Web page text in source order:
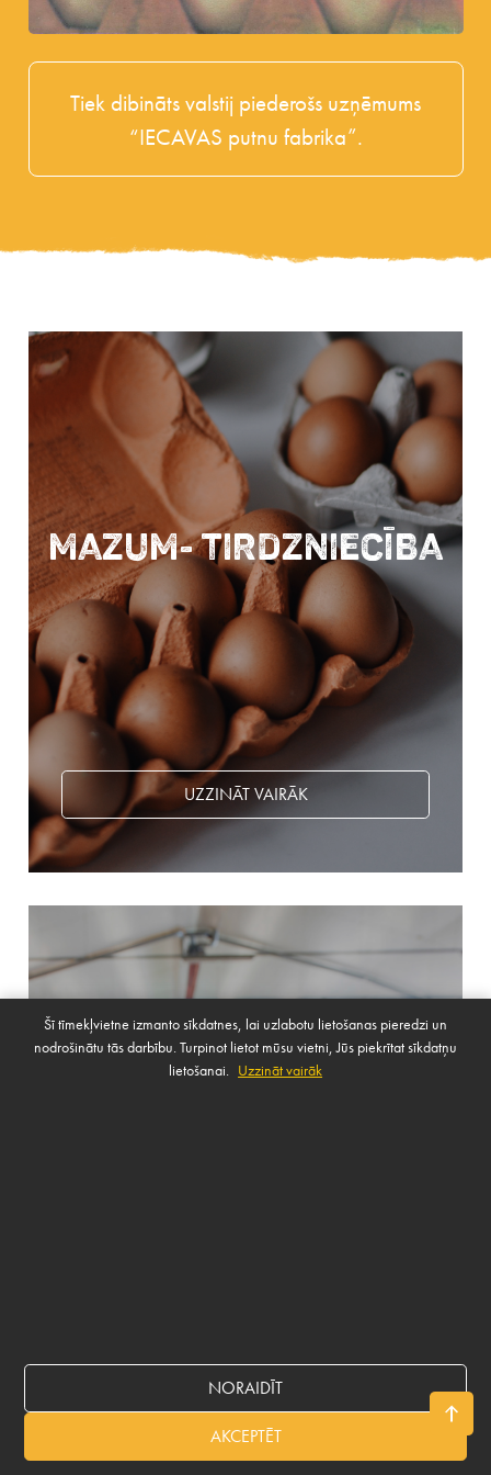
Tiek dibināts valstij piederošs uzņēmums
“IECAVAS putnu fabrika”.
Sākta būvniecība daudzstāvu vistu novietnēm
ar mūsdienīgu olu savākšanas un
transportēšanas sistēmu. Ražošanas jauda
Mazum- tirdzniecība
UZZINĀT VAIRĀK
UZZINĀT VAIRĀK
Šī tīmekļvietne izmanto sīkdatnes, lai uzlabotu lietošanas pieredzi un
nodrošinātu tās darbību. Turpinot lietot mūsu vietni, Jūs piekrītat sīkdatņu
lietošanai. Uzzināt vairāk
NORAIDĪT
AKCEPTĒT